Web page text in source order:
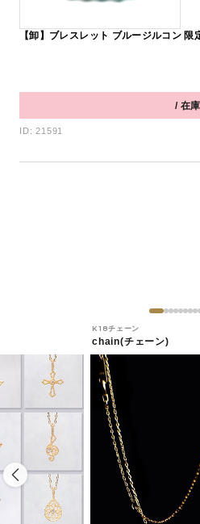
【卸】ブレスレット ブルージルコン
/ 在
ID: 21591
K18チェーン
chain(チェーン)